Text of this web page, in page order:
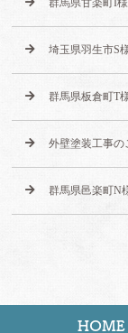
群馬県甘楽町I
埼玉県羽生市S
群馬県板倉町T
外壁塗装工事の
群馬県邑楽町N
HOME